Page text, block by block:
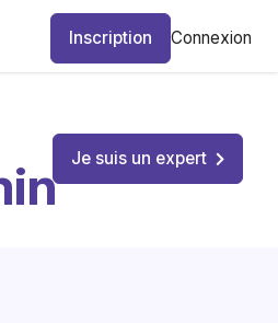
Inscription Connexion
Je suis un expert